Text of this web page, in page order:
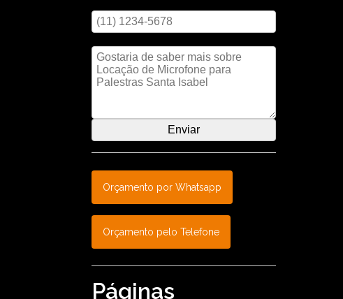
Orçamento por Whatsapp
Orçamento pelo Telefone
Páginas